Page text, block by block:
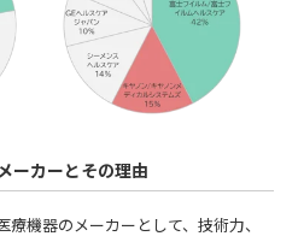
ーカーとその理由
機器のメーカーとして、技術力、